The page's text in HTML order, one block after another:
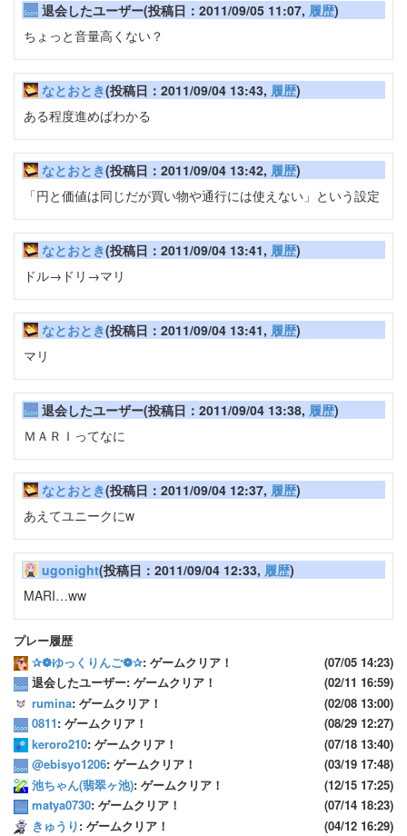
退会したユーザー(投稿日：2011/09/05 11:07, 履歴)
ちょっと音量高くない？
なとおとき(投稿日：2011/09/04 13:43, 履歴)
ある程度進めばわかる
なとおとき(投稿日：2011/09/04 13:42, 履歴)
「円と価値は同じだが買い物や通行には使えない」という設定
なとおとき(投稿日：2011/09/04 13:41, 履歴)
ドル→ドリ→マリ
なとおとき(投稿日：2011/09/04 13:41, 履歴)
マリ
退会したユーザー(投稿日：2011/09/04 13:38, 履歴)
ＭＡＲＩってなに
なとおとき(投稿日：2011/09/04 12:37, 履歴)
あえてユニークにw
ugonight(投稿日：2011/09/04 12:33, 履歴)
MARI…ww
プレー履歴
✰❁ゆっくりんご❁✰: ゲームクリア！
(07/05 14:23)
退会したユーザー: ゲームクリア！
(02/11 16:59)
rumina: ゲームクリア！
(02/08 13:00)
0811: ゲームクリア！
(08/29 12:27)
keroro210: ゲームクリア！
(07/18 13:40)
@ebisyo1206: ゲームクリア！
(03/19 17:48)
池ちゃん(翡翠ヶ池): ゲームクリア！
(12/15 17:25)
matya0730: ゲームクリア！
(07/14 18:23)
きゅうり: ゲームクリア！
(04/12 16:29)